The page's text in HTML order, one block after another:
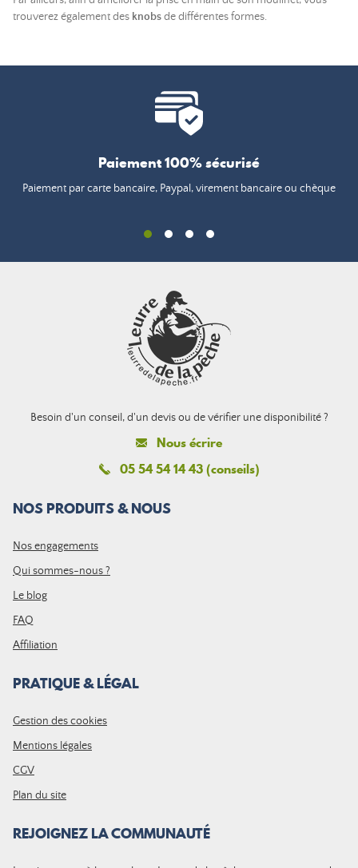
trouverez également des knobsde différentes formes.
Paiement 100% sécurisé
Paiement par carte bancaire, Paypal, virement bancaire ou chèque
Besoin d'un conseil, d'un devis ou de vérifier une disponibilité ?
Nous écrire
05 54 54 14 43 (conseils)
NOS PRODUITS & NOUS
Nos engagements
Qui sommes-nous ?
Le blog
FAQ
Affiliation
PRATIQUE & LÉGAL
Gestion des cookies
Mentions légales
CGV
Plan du site
REJOIGNEZ LA COMMUNAUTÉ